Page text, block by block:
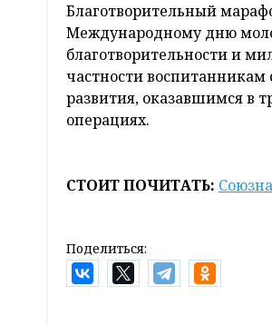
Благотворительный
Международному дню
благотворительности и
частности
развития, оказавшимся в
операциях.
СТОИТ ПОЧИТАТЬ:
Поделиться: